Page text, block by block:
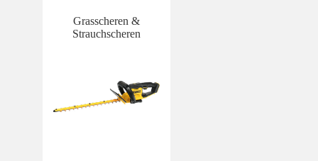
Grasscheren &
Strauchscheren